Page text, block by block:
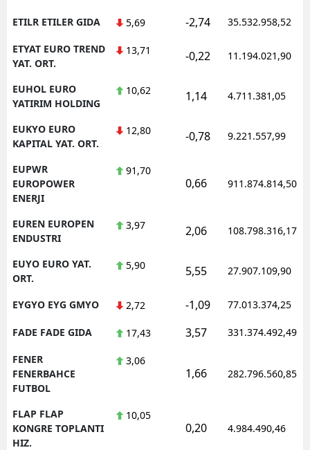
ETILR ETILER GIDA 5,69 -2,74 35.532.958,52
ETYAT EURO TREND
YAT. ORT.
13,71 -0,22 11.194.021,90
EUHOL EURO
YATIRIM HOLDING
10,62 1,14 4.711.381,05
EUKYO EURO
KAPITAL YAT. ORT.
12,80 -0,78 9.221.557,99
EUPWR
EUROPOWER
ENERJI
91,70
0,66 911.874.814,50
EUREN EUROPEN
ENDUSTRI
3,97 2,06 108.798.316,17
EUYO EURO YAT.
ORT.
5,90 5,55 27.907.109,90
EYGYO EYG GMYO 2,72 -1,09 77.013.374,25
FADE FADE GIDA 17,43 3,57 331.374.492,49
FENER
FENERBAHCE
FUTBOL
3,06
1,66 282.796.560,85
FLAP FLAP
KONGRE TOPLANTI
HIZ.
10,05
0,20 4.984.490,46